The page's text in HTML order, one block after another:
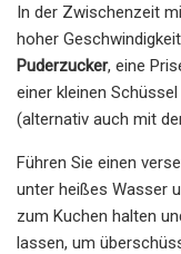
In der Zwischenzeit
hoher
Puderzucker, eine
einer kleinen
(alternativ auch mit
Führen Sie einen
unter heißes Wasser
zum Kuchen halten
lassen, um